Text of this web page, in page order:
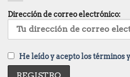
Dirección de correo electrónico:
He leído y acepto los términos